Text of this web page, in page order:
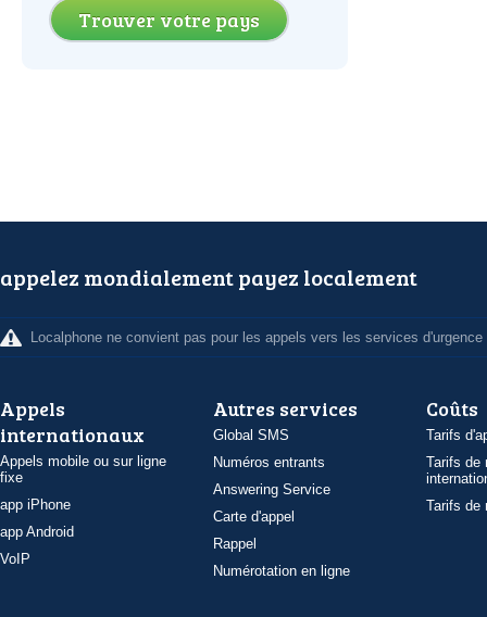
Trouver votre pays
appelez mondialement payez localement
Localphone ne convient pas pour les appels vers les services d'urgence
Appels
internationaux
Appels mobile ou sur ligne
fixe
app iPhone
app Android
VoIP
Autres services
Global SMS
Numéros entrants
Answering Service
Carte d'appel
Rappel
Numérotation en ligne
Coûts
Tarifs
Tarifs de
Tarifs de